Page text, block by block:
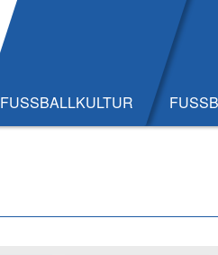
FUSSBALLKULTUR